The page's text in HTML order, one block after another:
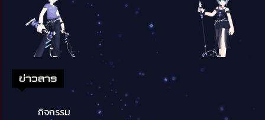
ข่าวสาร
กิจกรรม